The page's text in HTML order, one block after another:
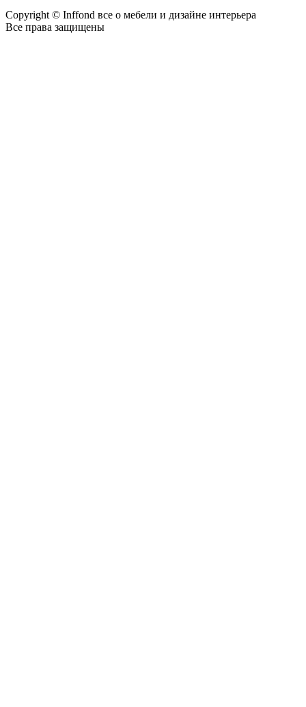
Copyright © Inffond все о мебели и дизайне интерьера
Все права защищены